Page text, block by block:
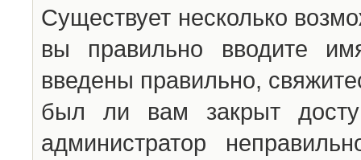
Существует несколько
вы правильно вводите
введены правильно,
был ли вам закрыт
администратор